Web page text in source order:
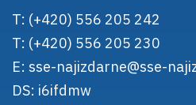
T: (+420) 556 205 242
T: (+420) 556 205 230
E: sse-najizdarne@sse-
DS: i6ifdmw